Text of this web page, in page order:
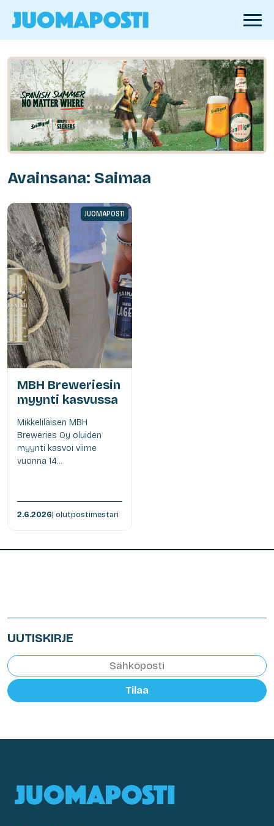
Avainsana: Saimaa
JUOMAPOSTI
MBH Breweriesin
myynti kasvussa
Mikkeliläisen MBH
Breweries Oy oluiden
myynti kasvoi viime
vuonna 14...
2.6.2026| olutpostimestari
UUTISKIRJE
Tilaa